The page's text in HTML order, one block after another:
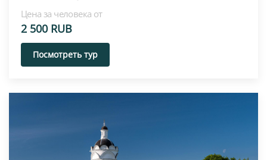
Цена за человека от
2 500 RUB
Посмотреть тур